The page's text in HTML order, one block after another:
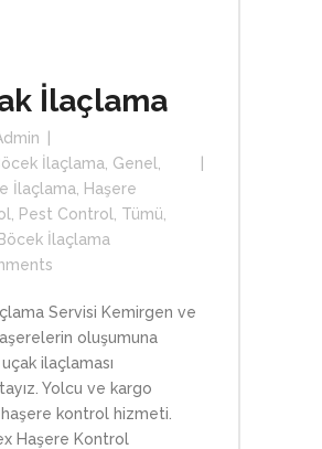
İlaçlama
İlaçlama Genel
İlaçlama
Haşere
Pest Control Tümü
İlaçlama
Servisi Kemirgen ve
oluşumuna
ilaçlaması
Yolcu ve kargo
haşere kontrol hizmeti.
Haşere Kontrol